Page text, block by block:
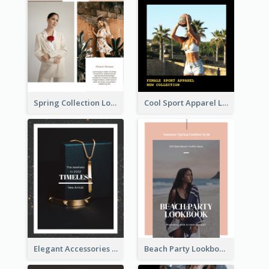
Spring Collection Lookbook Cool Sport Apparel Lookbook
Elegant Accessories Lookbook Beach Party Lookbook